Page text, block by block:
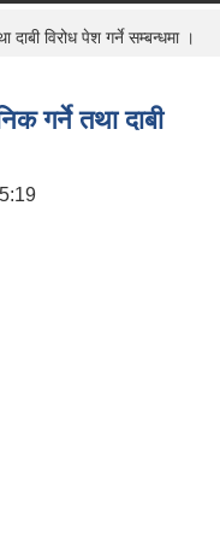
विरोध पेश गर्ने सम्बन्धमा ।
गर्ने तथा दाबी